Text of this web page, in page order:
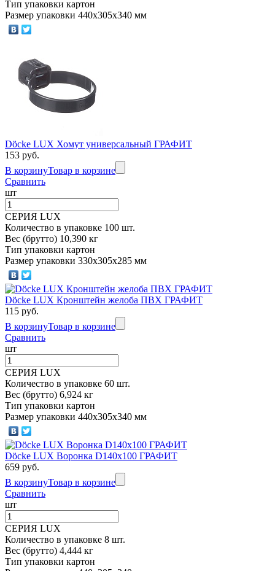
Тип упаковки картон
Размер упаковки 440х305х340 мм
Döcke LUX Хомут универсальный ГРАФИТ
153 руб.
В корзинуТовар в корзине
Сравнить
шт
СЕРИЯ LUX
Количество в упаковке 100 шт.
Вес (брутто) 10,390 кг
Тип упаковки картон
Размер упаковки 330х305х285 мм
Döcke LUX Кронштейн желоба ПВХ ГРАФИТ
115 руб.
В корзинуТовар в корзине
Сравнить
шт
СЕРИЯ LUX
Количество в упаковке 60 шт.
Вес (брутто) 6,924 кг
Тип упаковки картон
Размер упаковки 440х305х340 мм
Döcke LUX Воронка D140х100 ГРАФИТ
659 руб.
В корзинуТовар в корзине
Сравнить
шт
СЕРИЯ LUX
Количество в упаковке 8 шт.
Вес (брутто) 4,444 кг
Тип упаковки картон